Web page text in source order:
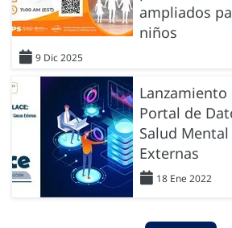
ampliados
niños
9 Dic 2025
Lanzamiento
Portal de
Salud Mental
Externas
18 Ene 2022